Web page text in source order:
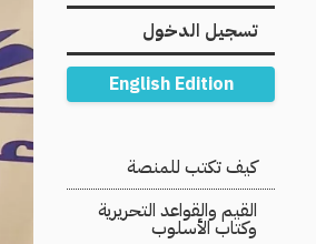
تسجيل الدخول
English Edition
Secondary
Navigation
كيف تكتب للمنصة
القيم والقواعد التحريرية
وكتاب الأسلوب